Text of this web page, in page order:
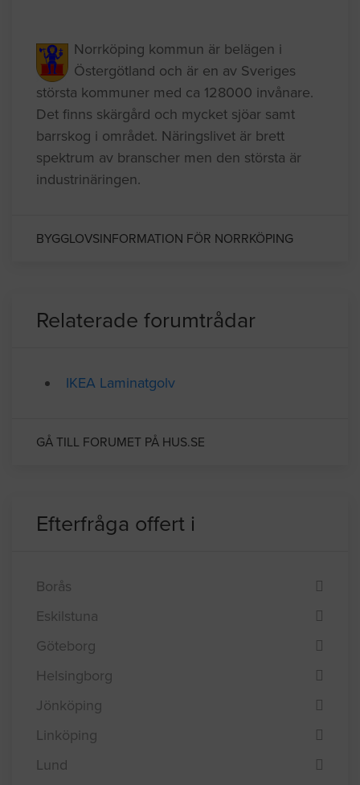
Kommuninformation
Norrköping kommun är belägen i
Östergötland och är en av Sveriges
största kommuner med ca 128000 invånare.
Det finns skärgård och mycket sjöar samt
industrinäringen.
Relaterade forumtrådar
IKEA Laminatgolv
Efterfråga offert i
Borås
Eskilstuna
Göteborg
Helsingborg
Jönköping